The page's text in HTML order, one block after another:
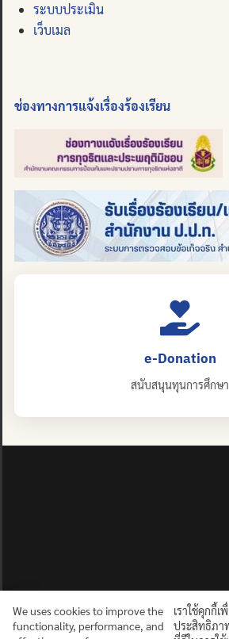
ระบบประเมิน
เว็บเมล
ช่องทางการแจ้งเรื่องร้องเรียน
e-Donation
สนับสนุนทุนการศึกษา
We uses cookies to improve the
functionality, performance, and
เราใช้คุกกี้
ประสิทธิภา